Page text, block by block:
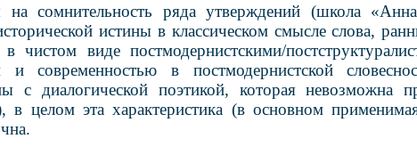
на сомнительность ряда утверждений (школа
истины в классическом смысле слова,
в чистом виде постмодернистскими/
современностью в постмодернистской
с диалогической поэтикой, которая невозможна
в целом эта характеристика (в основном